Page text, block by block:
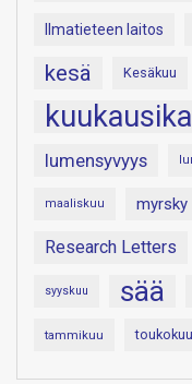
Ilmatieteen laitos
kesä Kesäkuu
lumensyvyys
maaliskuu myrsky
Research Letters
syyskuu sää
tammikuu toukokuu